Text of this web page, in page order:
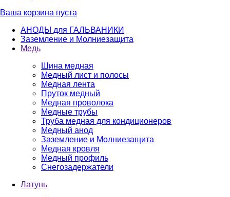
Ваша корзина пуста
АНОДЫ для ГАЛЬВАНИКИ
Заземление и Молниезащита
Медь
Шина медная
Медный лист и полосы
Медная лента
Пруток медный
Медная проволока
Медные трубы
Труба медная для кондиционеров
Медный анод
Заземление и Молниезащита
Медная кровля
Медный профиль
Снегозадержатели
Латунь